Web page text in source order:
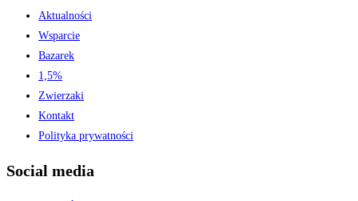
Aktualności
Wsparcie
Bazarek
1,5%
Zwierzaki
Kontakt
Polityka prywatności
Social media